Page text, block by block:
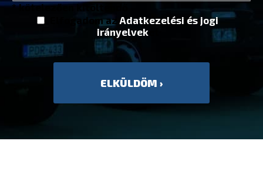
* kötelezően kitöltendő
Elfogadom az Adatkezelési és jogi
irányelveket